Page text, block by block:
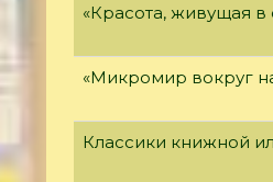
«Красота, живущая в
«Микромир вокруг
Классики книжной